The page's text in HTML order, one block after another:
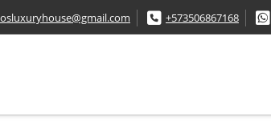
+573506867168